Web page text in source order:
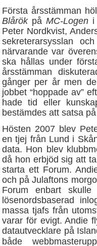
Första årsstämman
Blårökpå MC-Logen i
Peter Nordkvist,
sekreterarsysslan
närvarande var
ska hållas under
årsstämman
gånger per år men
jobbet “hoppade av”
hade tid eller
bestämdes att satsa
Hösten 2007 blev
en tjej från Lund i
data. Hon blev
då hon erbjöd sig att
starta ett Forum.
och på Julaftons
Forum enbart
lösenordsbaserad
massa tjafs från
varar för evigt. Andie
datautvecklare på
både